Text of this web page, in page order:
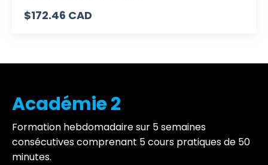
$172.46 CAD
Académie 2
Formation hebdomadaire sur 5 semaines
consécutives comprenant 5 cours pratiques de 50
minutes.